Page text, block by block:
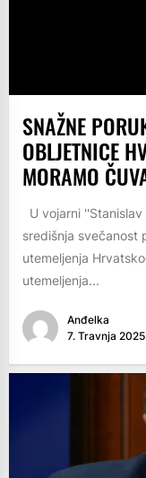
SNAŽNE
OBLJETNICE
MORAMO
U vojarni
središnja svečanost
utemeljenja
utemeljenja...
Anđelka
7. Travnja